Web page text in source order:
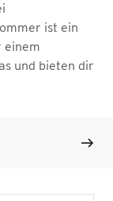
ist ein
einem
und bieten dir